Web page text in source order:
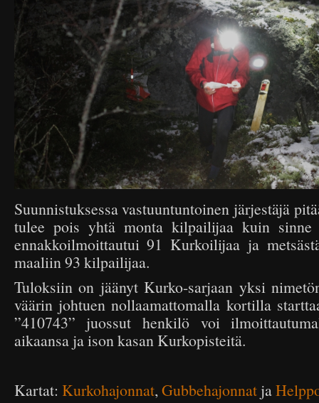
Suunnistuksessa vastuuntuntoinen järjestäjä
tulee pois yhtä monta kilpailijaa kuin sinne
ennakkoilmoittautui 91 Kurkoilijaa ja
maaliin 93 kilpailijaa.
Tuloksiin on jäänyt Kurko-sarjaan yksi
väärin johtuen nollaamattomalla kortilla
”410743” juossut henkilö voi
aikaansa ja ison kasan Kurkopisteitä.
Kartat: Kurkohajonnat,Gubbehajonnatja